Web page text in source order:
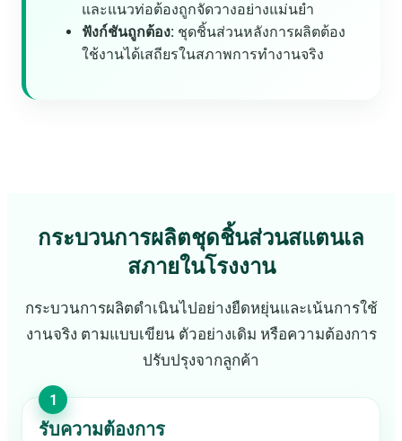
และแนวท่อต้องถูกจัดวางอย่างแม่นยำ
ฟังก์ชันถูกต้อง: ชุดชิ้นส่วนหลังการผลิตต้อง
ใช้งานได้เสถียรในสภาพการทำงานจริง
กระบวนการผลิตชุดชิ้นส่วนสแตนเล
สภายในโรงงาน
กระบวนการผลิตดำเนินไปอย่างยืดหยุ่นและเน้นการใช้
งานจริง ตามแบบเขียน ตัวอย่างเดิม หรือความต้องการ
ปรับปรุงจากลูกค้า
รับความต้องการ